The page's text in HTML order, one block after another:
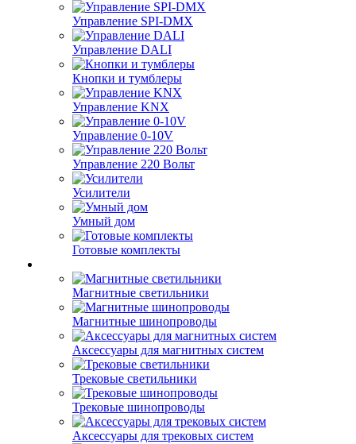
Управление SPI-DMX
Управление DALI
Кнопки и тумблеры
Управление KNX
Управление 0-10V
Управление 220 Вольт
Усилители
Умный дом
Готовые комплекты
Магнитные светильники
Магнитные шинопроводы
Аксессуары для магнитных систем
Трековые светильники
Трековые шинопроводы
Аксессуары для трековых систем